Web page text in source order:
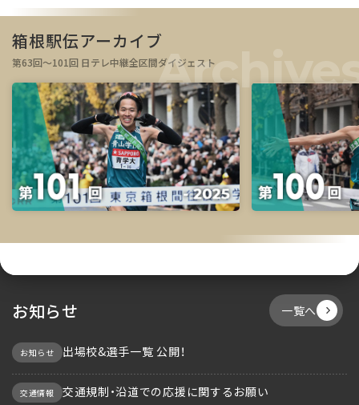
箱根駅伝アーカイブ
第63回～101回 日テレ中継全区間ダイジェスト
お知らせ 一覧へ
お知らせ 出場校&選手一覧 公開！
交通情報 交通規制・沿道での応援に関するお願い